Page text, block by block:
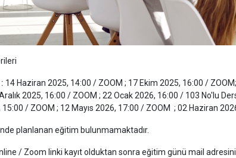
14 Haziran 2025, 14:00 / ZOOM ; 17 Ekim 2025, 16:00 /
2025, 16:00 / ZOOM ; 22 Ocak 2026, 16:00 / 103 No'lu
/ ZOOM ; 12 Mayıs 2026, 17:00 / ZOOM ; 02 Haziran
planlanan eğitim bulunmamaktadır.
/ Zoom linki kayıt olduktan sonra eğitim günü mail